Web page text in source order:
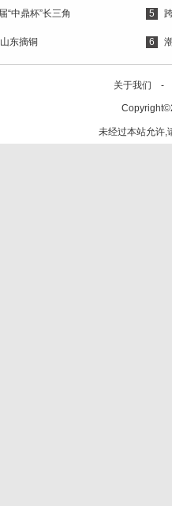
“中鼎杯”长三角
东摘铜
5
6
关于我们
未经过本站允许